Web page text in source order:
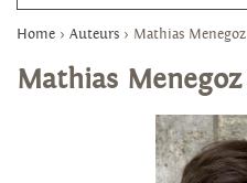
Home > Auteurs > Mathias Menegoz
Mathias Menegoz